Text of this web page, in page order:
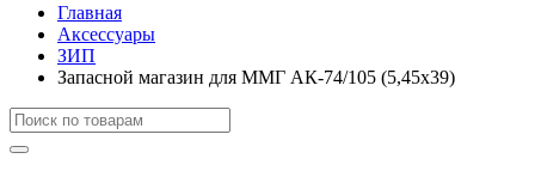
Главная
Аксессуары
ЗИП
Запасной магазин для ММГ АК-74/105 (5,45х39)